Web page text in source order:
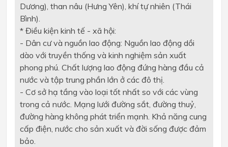
Dương), than nâu (Hưng Yên), khí tự nhiên (Thái
Bình).
* Điều kiện kinh tế - xã hội:
- Dân cư và nguồn lao động: Nguồn lao động dồi
dào với truyền thống và kinh nghiệm sản xuất
phong phú. Chất lượng lao động đứng hàng đầu cả
nước và tập trung phần lớn ởcác đô thị.
- Cơ sởhạ tầng vào loại tốt nhất so với các vùng
trong cả nước. Mạng lưới đường sắt, đường thuỷ,
đường hàng không phát triển mạnh. Khả năng cung
cấp điện, nước cho sản xuất và đời sống được đảm
bảo.